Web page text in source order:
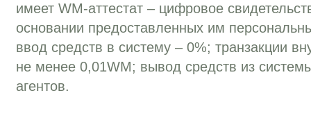
имеет WM-аттестат – цифровое
основании предоставленных им
ввод средств в систему – 0%; транзакции
не менее 0,01WM; вывод средств из
агентов.